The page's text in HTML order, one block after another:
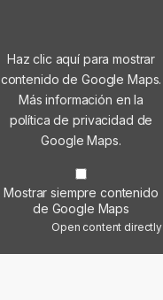
Haz clic aquí para mostrar
contenido de Google Maps.
Más información en la
política de privacidad de
Google Maps.
Mostrar siempre contenido
de Google Maps
Open content directly